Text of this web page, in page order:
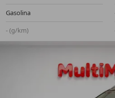
Gasolina
- (g/km)